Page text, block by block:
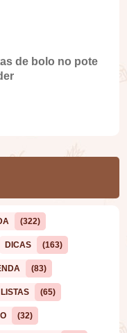
de bolo no pote
(322)
DICAS (163)
(83)
LISTAS (65)
(32)